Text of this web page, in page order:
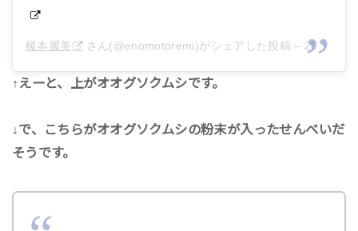
榎本麗美 さん(@enomotoremi)がシェアした投稿 – 2018年 7月月25日午前4時25分PDT
↑えーと、上がオオグソクムシです。
↓で、こちらがオオグソクムシの粉末が入ったせんべいだ
そうです。